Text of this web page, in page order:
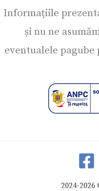
Informațiile
și nu ne
eventualele
2024-